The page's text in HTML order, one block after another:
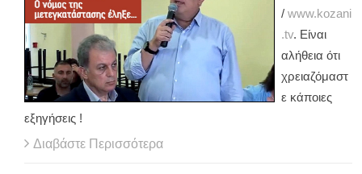
/ www.kozani
.tv. Είναι
αλήθεια ότι
χρειαζόμαστ
ε κάποιες
εξηγήσεις !
Διαβάστε Περισσότερα